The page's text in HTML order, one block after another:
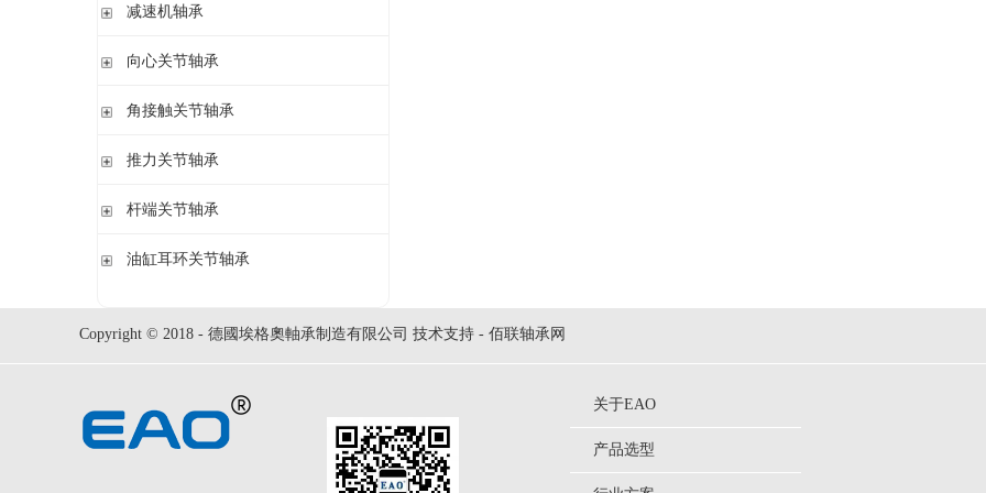
立式轴承座LOE,剖分用于圆柱孔调心滚子轴承
立式轴承座LOE,剖分适用于带紧定套的圆锥孔调心滚子轴承
立式轴承座BND,非剖分适用于调心滚子轴承
带法兰的轴承座F5,非剖分用于带紧定套的圆锥孔轴承
锁紧螺母
止动垫圈
止动卡板
减速机轴承
无外圈满装圆柱滚子轴承 RSL系列
外球面满滚子轴承 SL05,SL06 系列
双列满装圆柱滚子轴承 SL1849系列
单列满装圆柱滚子轴承 SL1830 系列
向心关节轴承
向心关节轴承
角接触关节轴承
角接触关节轴承
推力关节轴承
推力关节轴承
杆端关节轴承
杆端关节轴承
油缸耳环关节轴承
Copyright © 2018 - 德國埃格奧軸承制造有限公司 技术支持 - 佰联轴承网
关于EAO
产品选型